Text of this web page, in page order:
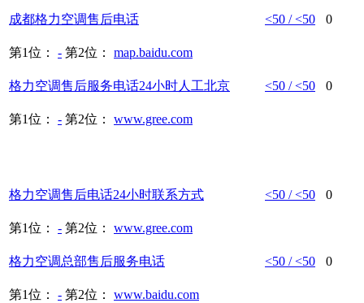
成都格力空调售后电话 <50 / <50 0
第1位： - 第2位： map.baidu.com
格力空调售后服务电话24小时人工北京 <50 / <50 0
第1位： - 第2位： www.gree.com
格力空调售后电话24小时联系方式 <50 / <50 0
第1位： - 第2位： www.gree.com
格力空调总部售后服务电话 <50 / <50 0
第1位： - 第2位： www.baidu.com